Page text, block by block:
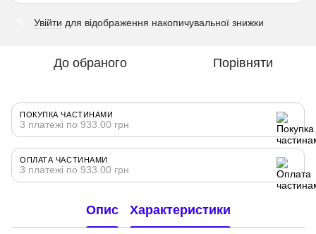
Увійти для відображення накопичувальної знижки
До обраного Порівняти
ПОКУПКА ЧАСТИНАМИ
3 платежі по 933.00 грн
ОПЛАТА ЧАСТИНАМИ
3 платежі по 933.00 грн
Опис Характеристики